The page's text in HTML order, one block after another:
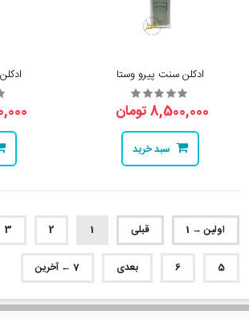
ادکلن سنت پیرو وستا
8,500,000 تومان
سبد خرید
اولین → 1 قبلی 1
2
3
5
6 بعدی 7 ← آخرین